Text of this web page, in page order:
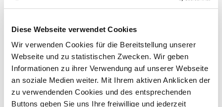
Diese Webseite verwendet Cookies
Wir verwenden Cookies für die Bereitstellung unserer
Webseite und zu statistischen Zwecken. Wir geben
Informationen zu ihrer Verwendung auf unserer Webseite
an soziale Medien weiter. Mit Ihrem aktiven Anklicken der
zu verwendenden Cookies und des entsprechenden
Buttons geben Sie uns Ihre freiwillige und jederzeit
Veranstaltungsort:
Zentrum für Notfallmedizin, Schockraum
Merheimer Straße 221-223, 50733 Köln
Anbieter: